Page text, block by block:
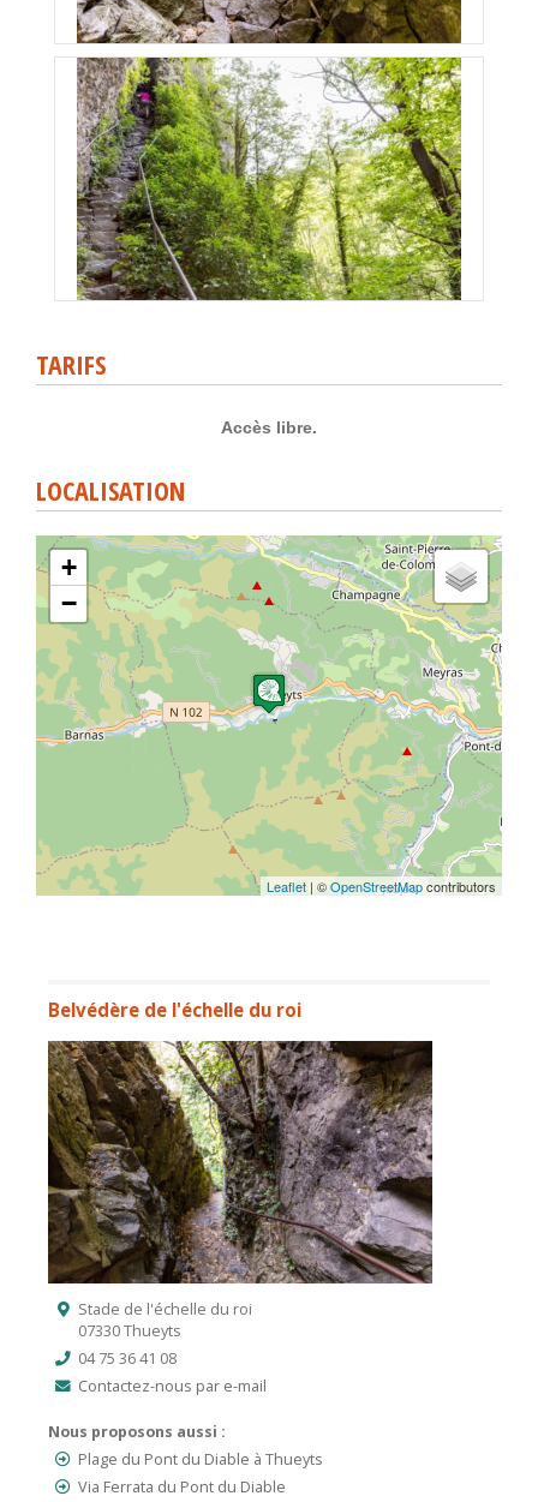
TARIFS
Accès libre.
LOCALISATION
+
−
Leaflet | ©OpenStreetMapcontributors
Belvédère de l'échelle du roi
Stade de l'échelle du roi
07330 Thueyts
04 75 36 41 08
Contactez-nous par e-mail
Nous proposons aussi :
Plage du Pont du Diable à Thueyts
Via Ferrata du Pont du Diable